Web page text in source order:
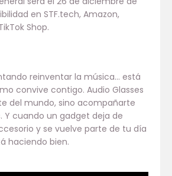
en STF.tech, Amazon,
Shop.
reinventar la música… está
convive contigo. Audio Glasses
del mundo, sino acompañarte
Y cuando un gadget deja de
y se vuelve parte de tu día
haciendo bien.